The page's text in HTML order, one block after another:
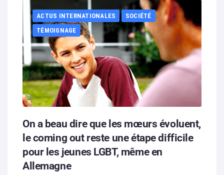
Partenaires
Contacts
Hébergement solidaire
ACTUS INTERNATIONALES
SOCIÉTÉ
TÉMOIGNAGE
On a beau dire que les mœurs évoluent,
le coming out reste une étape difficile
pour les jeunes LGBT, même en
Allemagne